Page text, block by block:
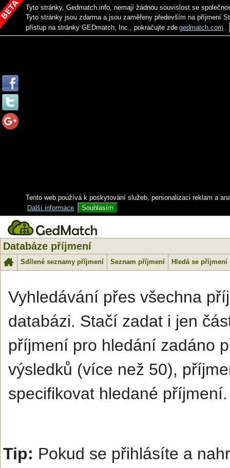
Tyto stránky, Gedmatch.info, nemají žádnou souvislost se
Tyto stránky jsou zdarma a jsou zaměřeny především na příjmení
přístup na stránky GEDmatch, Inc., pokračujte zde gedmatch.com .
Tento web používá k poskytování služeb, personalizaci reklam a
Další informace
Souhlasím
Databáze příjmení
Sdílené seznamy příjmení Seznam příjmení Hledá se příjmení
Vyhledávání přes všechna
databázi. Stačí zadat i jen
příjmení pro hledání zadáno
výsledků (více než 50),
specifikovat hledané příjmení.
Tip: Pokud se přihlásíte a